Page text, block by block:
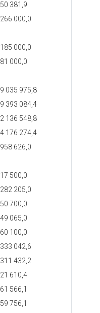
50 381,9
266 000,0
185 000,0
81 000,0
9 035 975,8
9 393 084,4
2 136 548,8
4 176 274,4
958 626,0
17 500,0
282 205,0
50 700,0
49 065,0
60 100,0
333 042,6
311 432,2
21 610,4
61 566,1
59 756,1